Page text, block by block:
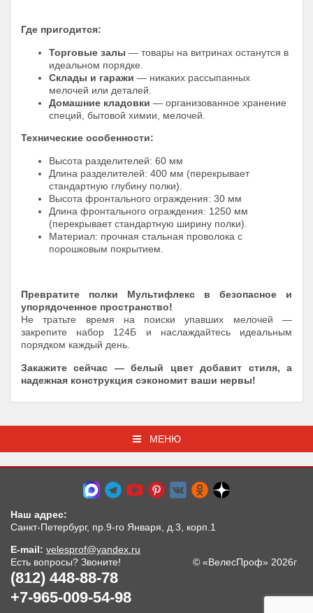
Где пригодится:
Торговые залы — товары на витринах останутся в
идеальном порядке.
Склады и гаражи — никаких рассыпанных
мелочей или деталей.
Домашние кладовки — организованное хранение
специй, бытовой химии, мелочей.
Технические особенности:
Высота разделителей: 60 мм
Длина разделителей: 400 мм (перекрывает
стандартную глубину полки).
Высота фронтального ограждения: 30 мм
Длина фронтального ограждения: 1250 мм
(перекрывает стандартную ширину полки).
Материал: прочная стальная проволока с
порошковым покрытием.
Превратите полки Мультифлекс в безопасное и
упорядоченное пространство!
Не тратьте время на поиски упавших мелочей —
закрепите набор 124Б и наслаждайтесь идеальным
порядком каждый день.
Закажите сейчас — белый цвет добавит стиля, а
надежная конструкция сэкономит ваши нервы!
МЕНЮ
Наш адрес:
Санкт-Петербург, пр.9-го Января, д.3, корп.1
E-mail: velesprof@yandex.ru
Есть вопросы? Звоните!
(812) 448-88-78
+7-965-009-54-98
© «ВелесПроф» 2026г